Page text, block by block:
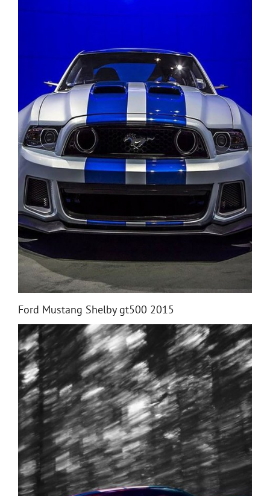
Ford Mustang Shelby gt500 2015